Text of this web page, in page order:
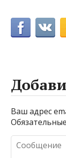
Ваш адрес